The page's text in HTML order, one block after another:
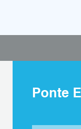
Ponte